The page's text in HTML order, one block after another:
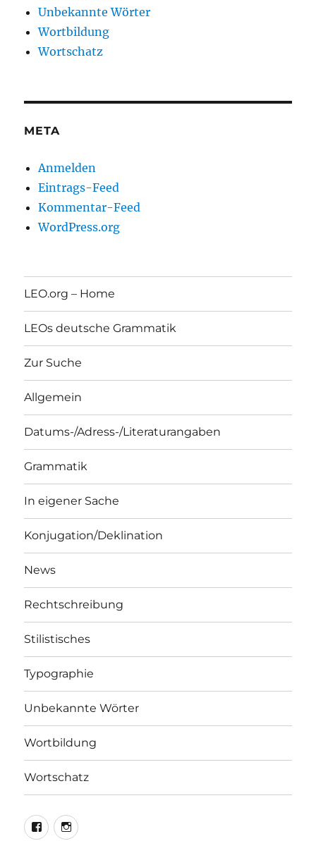
Unbekannte Wörter
Wortbildung
Wortschatz
META
Anmelden
Eintrags-Feed
Kommentar-Feed
WordPress.org
LEO.org – Home
LEOs deutsche Grammatik
Zur Suche
Allgemein
Datums-/Adress-/Literaturangaben
Grammatik
In eigener Sache
Konjugation/Deklination
News
Rechtschreibung
Stilistisches
Typographie
Unbekannte Wörter
Wortbildung
Wortschatz
LEO@Facebook
LEO@Instagram